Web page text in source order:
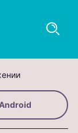
Android